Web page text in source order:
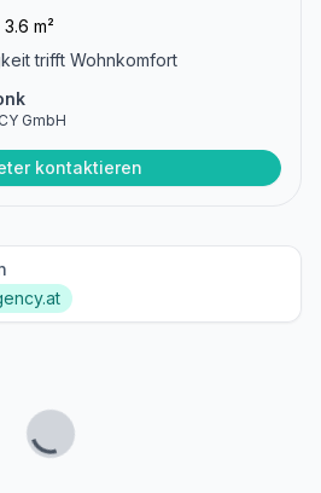
3.6 m²
trifft Wohnkomfort
GmbH
kontaktieren